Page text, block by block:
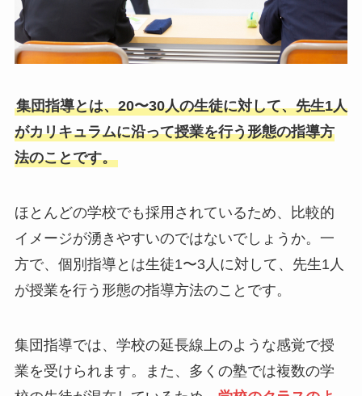
集団指導とは、20〜30人の生徒に対して、先生1人
がカリキュラムに沿って授業を行う形態の指導方
法のことです。
ほとんどの学校でも採用されているため、比較的
イメージが湧きやすいのではないでしょうか。一
方で、個別指導とは生徒1〜3人に対して、先生1人
が授業を行う形態の指導方法のことです。
集団指導では、学校の延長線上のような感覚で授
業を受けられます。また、多くの塾では複数の学